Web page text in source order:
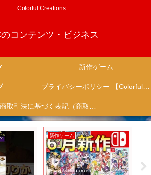
Colorful Creations
のコンテンツ・ビジネス
新作ゲーム
プライバシーポリシー 【Colorful Creation】
特定商取引法に基づく表記（商取引に関する開示）
新作ゲーム